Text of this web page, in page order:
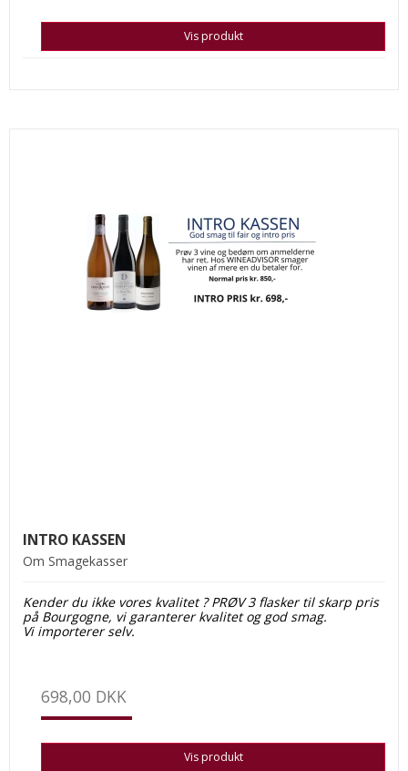
Vis produkt
INTRO KASSEN
Om Smagekasser
Kender du ikke vores kvalitet ? PRØV 3 flasker til skarp pris
på Bourgogne, vi garanterer kvalitet og god smag.
Vi importerer selv.
698,00 DKK
Vis produkt